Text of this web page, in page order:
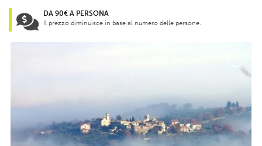
DA 90€ A PERSONA
Il prezzo diminuisce in base al numero delle persone.